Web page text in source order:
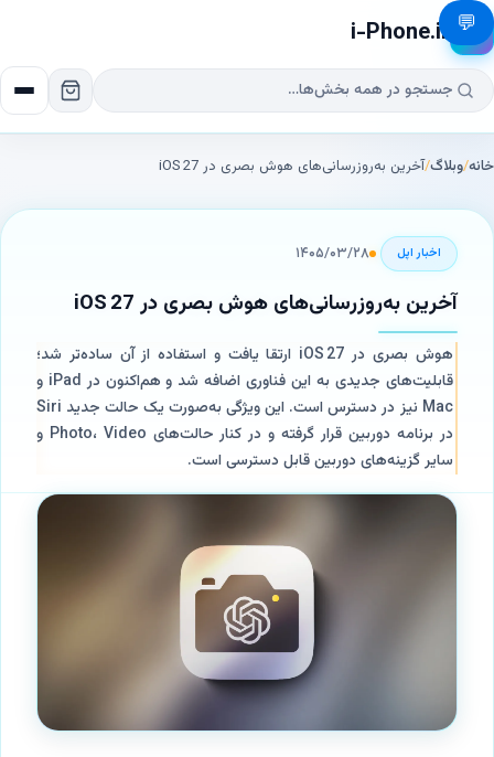
📱
i-Phone.ir
خانه/وبلاگ/آخرین به‌روزرسانی‌های هوش بصری در iOS 27
اخبار‌ اپل ۱۴۰۵/۰۳/۲۸
آخرین به‌روزرسانی‌های هوش بصری در iOS 27
هوش بصری در iOS 27 ارتقا یافت و استفاده از آن ساده‌تر شد؛
قابلیت‌های جدیدی به این فناوری اضافه شد و هم‌اکنون در iPad و
Mac نیز در دسترس است. این ویژگی به‌صورت یک حالت جدید Siri
در برنامه دوربین قرار گرفته و در کنار حالت‌های Photo، Video و
سایر گزینه‌های دوربین قابل دسترسی است.
💬